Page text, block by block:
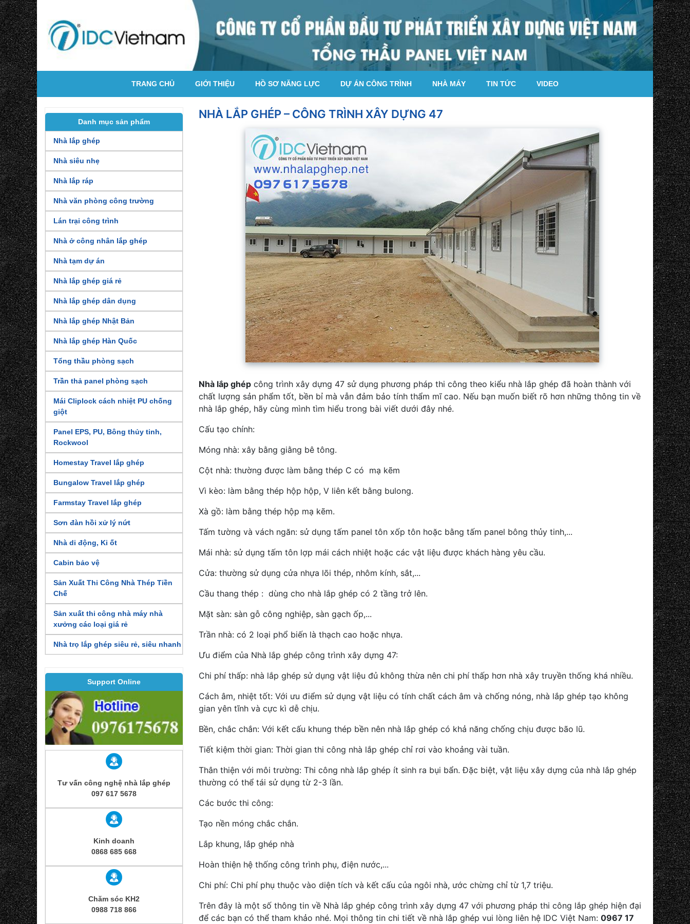
TRANG CHỦ GIỚI THIỆU HỒ SƠ NĂNG LỰC DỰ ÁN CÔNG TRÌNH NHÀ MÁY TIN TỨC VIDEO
Danh mục sản phẩm
Nhà lắp ghép
Nhà siêu nhẹ
Nhà lắp ráp
Nhà văn phòng công trường
Lán trại công trình
Nhà ở công nhân lắp ghép
Nhà tạm dự án
Nhà lắp ghép giá rẻ
Nhà lắp ghép dân dụng
Nhà lắp ghép Nhật Bản
Nhà lắp ghép Hàn Quốc
Tổng thầu phòng sạch
Trần thả panel phòng sạch
Mái Cliplock cách nhiệt PU chống
giột
Panel EPS, PU, Bông thủy tinh,
Rockwool
Homestay Travel lắp ghép
Bungalow Travel lắp ghép
Farmstay Travel lắp ghép
Sơn đàn hồi xử lý nứt
Nhà di động, Ki ốt
Cabin bảo vệ
Sản Xuất Thi Công Nhà Thép Tiền
Chế
Sản xuất thi công nhà máy nhà
xưởng các loại giá rẻ
Nhà trọ lắp ghép siêu rẻ, siêu nhanh
Support Online
Tư vấn công nghệ nhà lắp ghép
097 617 5678
Kinh doanh
0868 685 668
Chăm sóc KH2
0988 718 866
NHÀ LẮP GHÉP – CÔNG TRÌNH XÂY DỰNG 47
Nhà lắp ghép công trình xây dựng 47 sử dụng phương pháp thi công theo kiểu nhà lắp ghép đã hoàn thành với
chất lượng sản phẩm tốt, bền bỉ mà vẫn đảm bảo tính thẩm mĩ cao. Nếu bạn muốn biết rõ hơn những thông tin về
nhà lắp ghép, hãy cùng mình tìm hiểu trong bài viết dưới đây nhé.
Cấu tạo chính:
Móng nhà: xây bằng giằng bê tông.
Cột nhà: thường được làm bằng thép C có mạ kẽm
Vì kèo: làm bằng thép hộp hộp, V liên kết bằng bulong.
Xà gồ: làm bằng thép hộp mạ kẽm.
Tấm tường và vách ngăn: sử dụng tấm panel tôn xốp tôn hoặc bằng tấm panel bông thủy tinh,...
Mái nhà: sử dụng tấm tôn lợp mái cách nhiệt hoặc các vật liệu được khách hàng yêu cầu.
Cửa: thường sử dụng cửa nhựa lõi thép, nhôm kính, sắt,...
Cầu thang thép : dùng cho nhà lắp ghép có 2 tầng trở lên.
Mặt sàn: sàn gỗ công nghiệp, sàn gạch ốp,...
Trần nhà: có 2 loại phổ biến là thạch cao hoặc nhựa.
Ưu điểm của Nhà lắp ghép công trình xây dựng 47:
Chi phí thấp: nhà lắp ghép sử dụng vật liệu đủ không thừa nên chi phí thấp hơn nhà xây truyền thống khá nhiều.
Cách âm, nhiệt tốt: Với ưu điểm sử dụng vật liệu có tính chất cách âm và chống nóng, nhà lắp ghép tạo không
gian yên tĩnh và cực kì dễ chịu.
Bền, chắc chắn: Với kết cấu khung thép bền nên nhà lắp ghép có khả năng chống chịu được bão lũ.
Tiết kiệm thời gian: Thời gian thi công nhà lắp ghép chỉ rơi vào khoảng vài tuần.
Thân thiện với môi trường: Thi công nhà lắp ghép ít sinh ra bụi bẩn. Đặc biệt, vật liệu xây dựng của nhà lắp ghép
thường có thể tái sử dụng từ 2-3 lần.
Các bước thi công:
Tạo nền móng chắc chắn.
Lắp khung, lắp ghép nhà
Hoàn thiện hệ thống công trình phụ, điện nước,...
Chi phí: Chi phí phụ thuộc vào diện tích và kết cấu của ngôi nhà, ước chừng chỉ từ 1,7 triệu.
Trên đây là một số thông tin về Nhà lắp ghép công trình xây dựng 47 với phương pháp thi công lắp ghép hiện đại
để các bạn có thể tham khảo nhé. Mọi thông tin chi tiết về nhà lắp ghép vui lòng liên hệ IDC Việt Nam: 0967 17